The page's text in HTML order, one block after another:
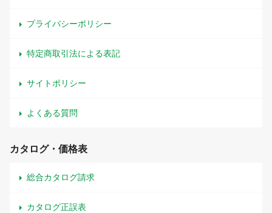
プライバシーポリシー
特定商取引法による表記
サイトポリシー
よくある質問
カタログ・価格表
総合カタログ請求
カタログ正誤表